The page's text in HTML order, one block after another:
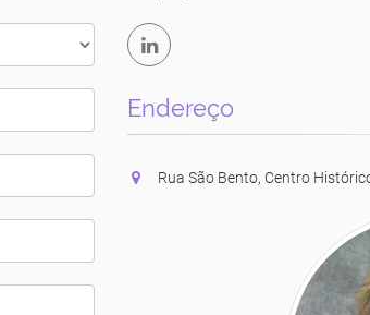
Endereço
Rua São Bento, Centro